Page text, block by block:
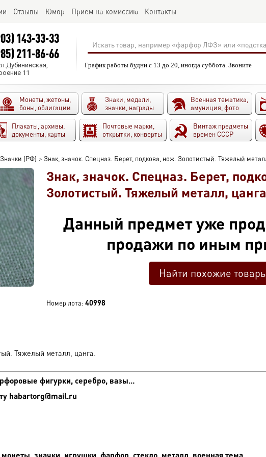
Отзывы Юмор Прием на комиссию Контакты
143-33-33
211-86-66
11
График работы будни с 13 до 20, иногда суббота. Звоните
Монеты, жетоны,
боны, облигации
Знаки, медали,
значки, награды
Военная тематика,
амуниция, фото
Плакаты, архивы,
документы, карты
Почтовые марки,
открытки, конверты
Винтаж предметы
времен СССР
Значки (РФ) > Знак, значок. Спецназ. Берет, подкова, нож. Золотистый. Тяжелый
Знак, значок. Спецназ. Берет,
Золотистый. Тяжелый металл,
Данный предмет уже
продажи по иным
Найти похожие
Номер лота:40998
Тяжелый металл, цанга.
фигурки, серебро, вазы...
habartorg@mail.ru
значки, игрушки, фарфор, стекло, металл, военная тема.